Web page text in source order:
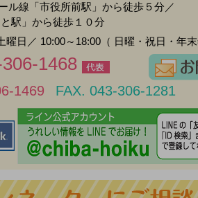
ル線「市役所前駅」から徒歩５分／
駅」から徒歩１０分
日／ 10:00～18:00（ 日曜・祝日・年
1468
1469 FAX. 043-306-1281